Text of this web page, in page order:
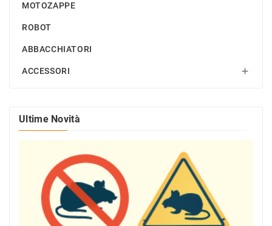
MOTOZAPPE
ROBOT
ABBACCHIATORI
ACCESSORI 
Ultime Novità